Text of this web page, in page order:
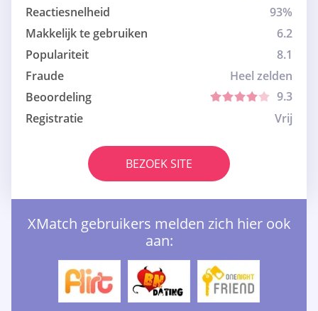
Reactiesnelheid
93%
Makkelijk te gebruiken
6.2
Populariteit
8.1
Fraude
Heel zelden
Beoordeling
9.3
Registratie
Vrij
BEZOEK SITE
XMatch gebruikers melden zich hier ook
aan: